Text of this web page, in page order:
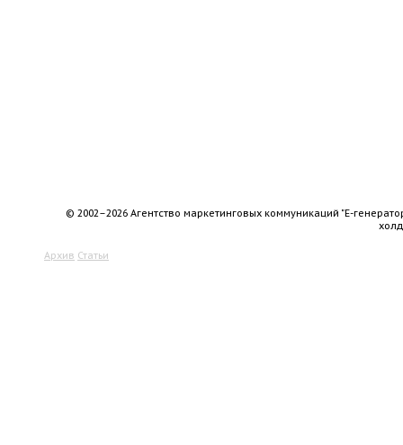
© 2002–2026 Агентство маркетинговых коммуникаций "Е-
Архив Статьи